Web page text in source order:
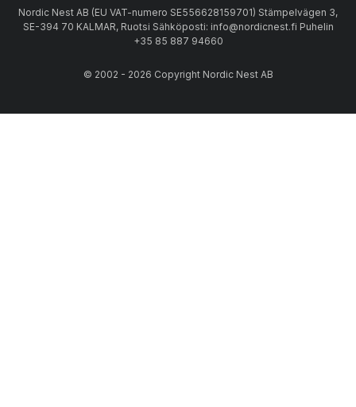
Nordic Nest AB (EU VAT-numero SE556628159701) Stämpelvägen 3,
SE-394 70 KALMAR, Ruotsi Sähköposti: info@nordicnest.fi Puhelin
+35 85 887 94660
© 2002 - 2026 Copyright Nordic Nest AB